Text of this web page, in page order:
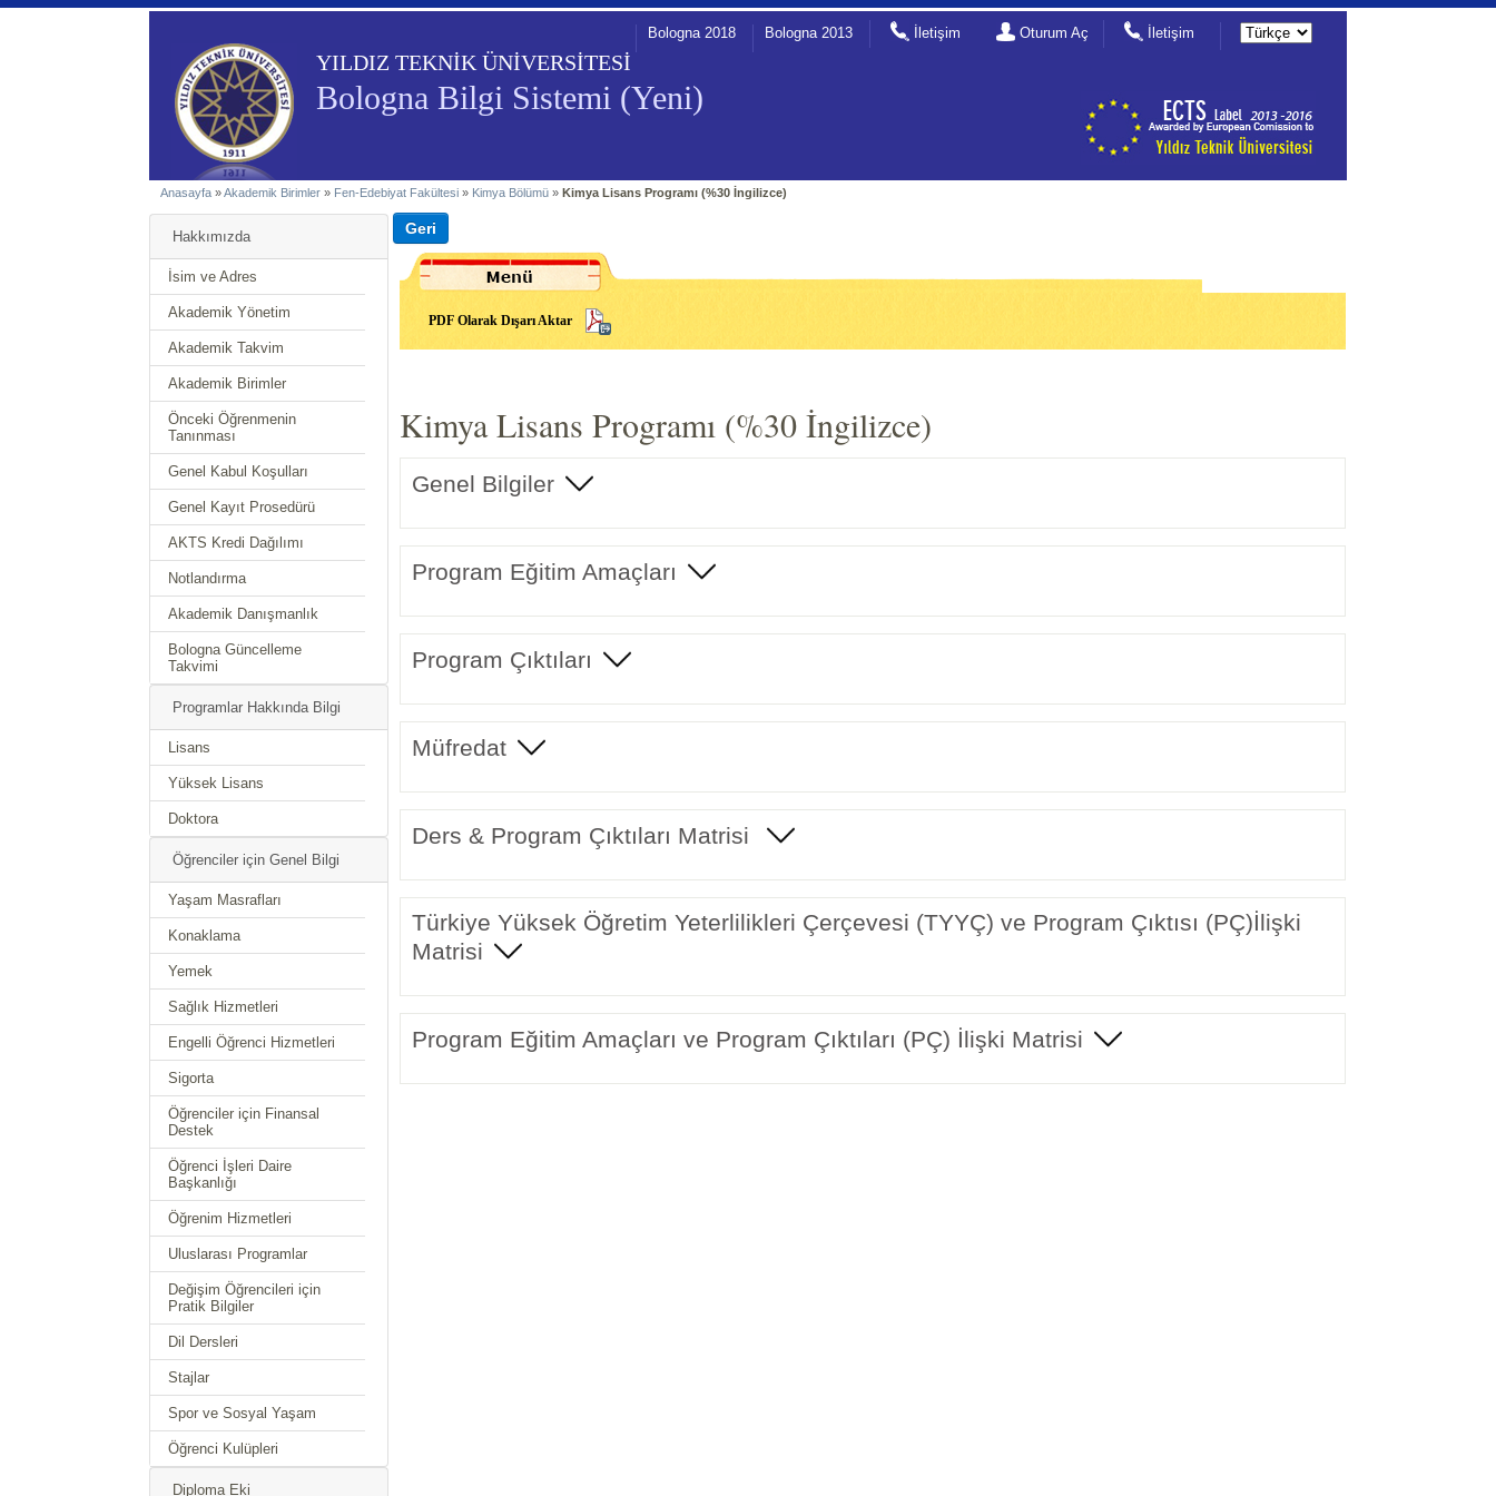
YILDIZ TEKNİK ÜNİVERSİTESİ
Bologna Bilgi Sistemi (Yeni)
Bologna 2018 Bologna 2013 İletişim Oturum Aç İletişim
Anasayfa »Akademik Birimler » Fen-Edebiyat Fakültesi » Kimya Bölümü »Kimya Lisans Programı (%30 İngilizce)
Hakkımızda
İsim ve Adres
Akademik Yönetim
Akademik Takvim
Akademik Birimler
Önceki Öğrenmenin
Tanınması
Genel Kabul Koşulları
Genel Kayıt Prosedürü
AKTS Kredi Dağılımı
Notlandırma
Akademik Danışmanlık
Bologna Güncelleme
Takvimi
Programlar Hakkında Bilgi
Lisans
Yüksek Lisans
Doktora
Öğrenciler için Genel Bilgi
Yaşam Masrafları
Konaklama
Yemek
Sağlık Hizmetleri
Engelli Öğrenci Hizmetleri
Sigorta
Öğrenciler için Finansal
Destek
Öğrenci İşleri Daire
Başkanlığı
Öğrenim Hizmetleri
Uluslarası Programlar
Değişim Öğrencileri için
Pratik Bilgiler
Dil Dersleri
Stajlar
Spor ve Sosyal Yaşam
Öğrenci Kulüpleri
Diploma Eki
PDF Olarak Dışarı Aktar
Kimya Lisans Programı (%30 İngilizce)
Genel Bilgiler
Program Eğitim Amaçları
Program Çıktıları
Müfredat
Ders & Program Çıktıları Matrisi
Türkiye Yüksek Öğretim Yeterlilikleri Çerçevesi (TYYÇ) ve Program Çıktısı (PÇ)İlişki
Matrisi
Program Eğitim Amaçları ve Program Çıktıları (PÇ) İlişki Matrisi